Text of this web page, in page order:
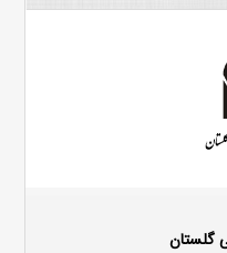
گلستان